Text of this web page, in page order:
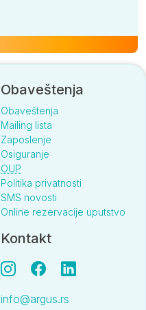
Obaveštenja
Obaveštenja
Mailing lista
Zaposlenje
Osiguranje
OUP
Politika privatnosti
SMS novosti
Online rezervacije uputstvo
Kontakt
info@argus.rs